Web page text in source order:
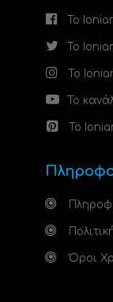
Το
Το
Το
Το
Το
Όροι